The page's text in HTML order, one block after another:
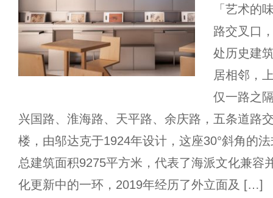
「艺术的
路交叉口
处历史建
居相邻，
仅一路之
兴国路、淮海路、天平路、余庆路，五条道路
楼，由邬达克于1924年设计，这座30°斜角的
总建筑面积9275平方米，代表了海派文化兼容
化更新中的一环，2019年经历了外立面及 […]